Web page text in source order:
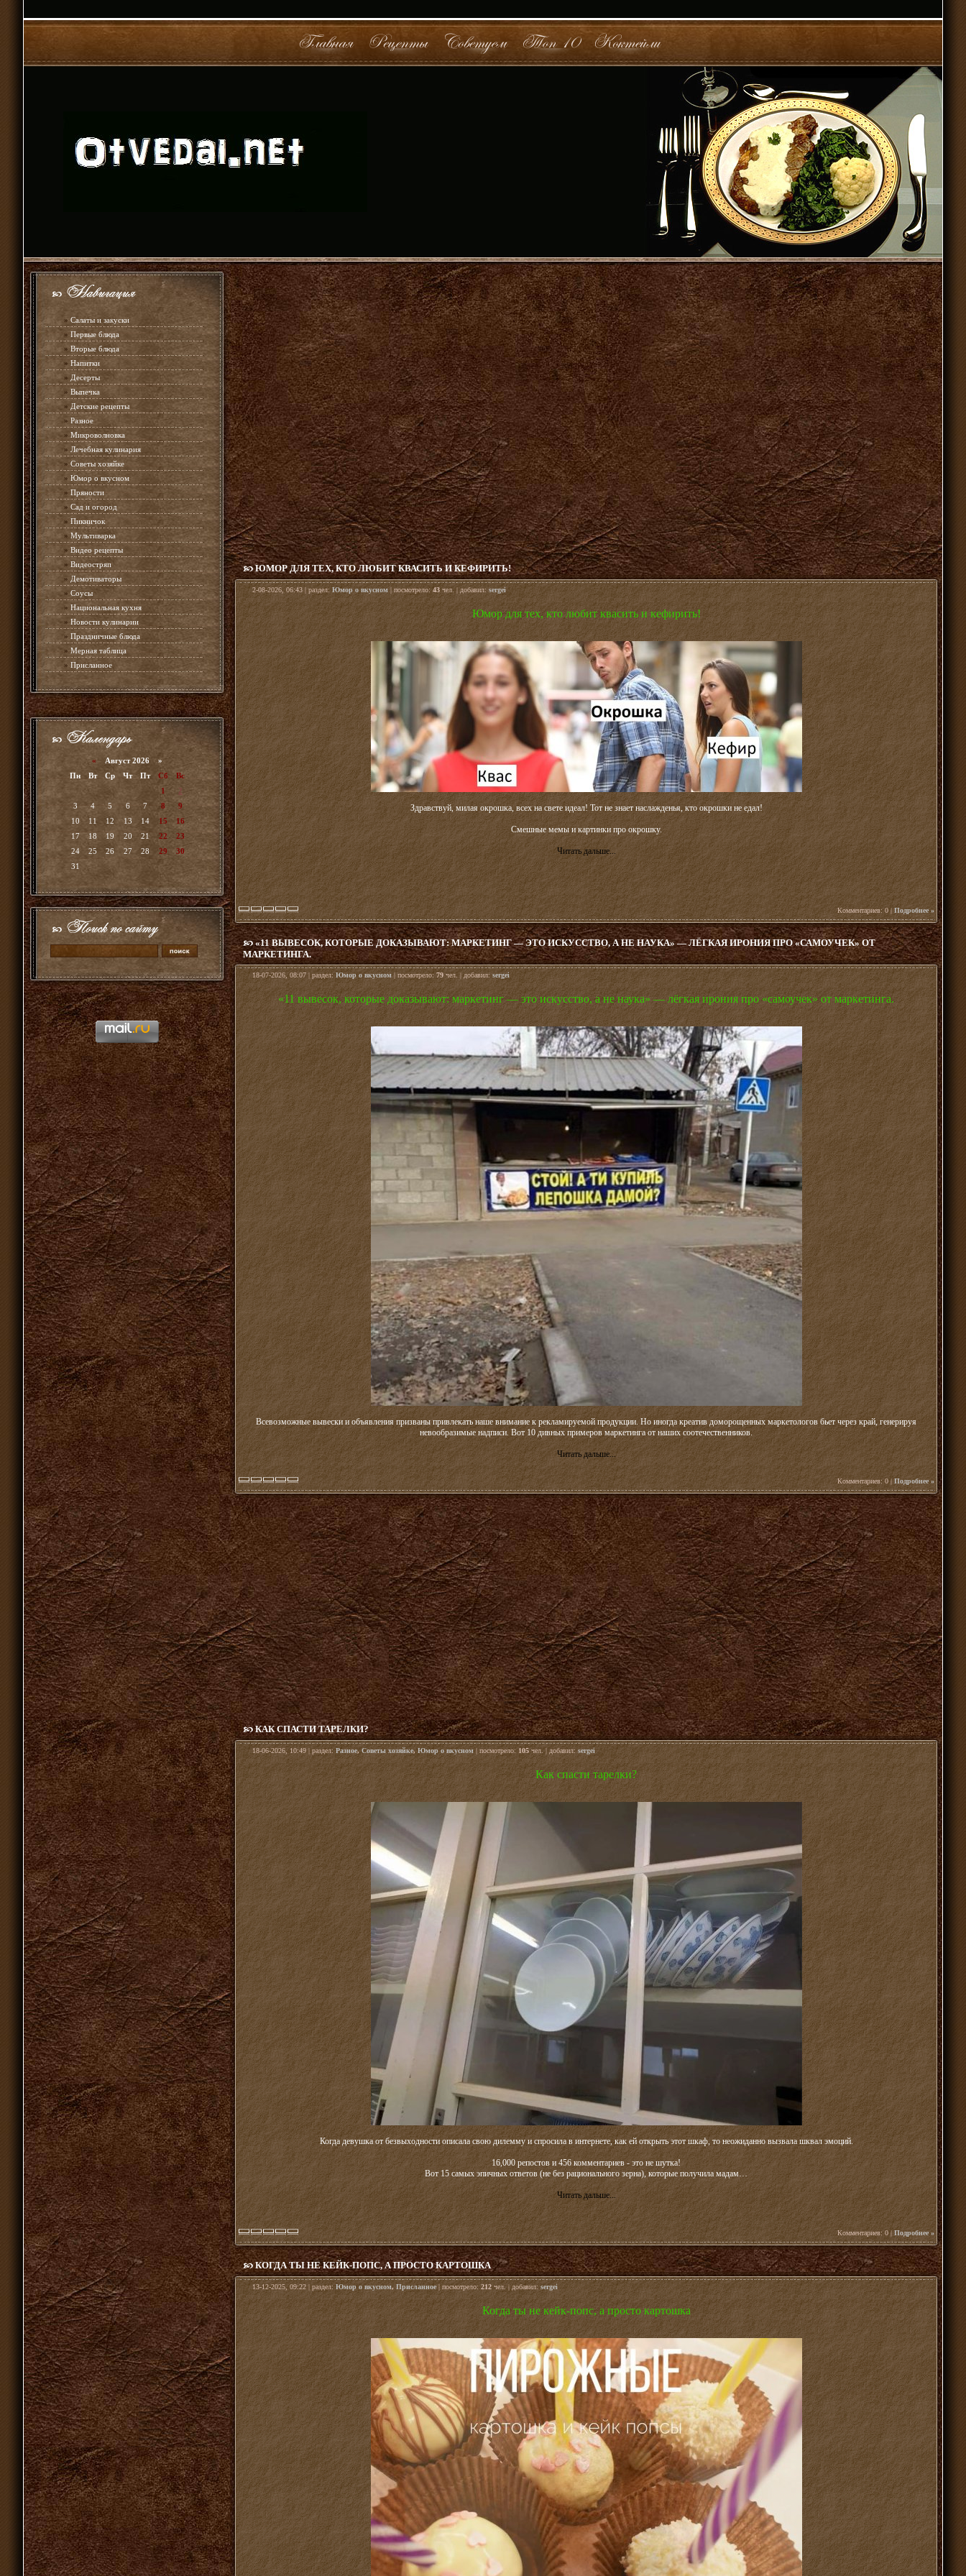
» Салаты и закуски
» Первые блюда
» Вторые блюда
» Напитки
»Десерты
» Выпечка
» Детские рецепты
» Разное
» Микроволновка
» Лечебная кулинария
» Советы хозяйке
» Юмор о вкусном
» Пряности
» Сад и огород
» Пикничок
» Мультиварка
» Видео рецепты
» Видеостряп
» Демотиваторы
» Соусы
» Национальная кухня
» Новости кулинарии
» Праздничные блюда
» Мерная таблица
» Присланное
« Август 2026 »
Пн
Вт Ср Чт Пт Сб
Вс
1
2
3
4 5 6 7 8
9
10
11 12 13 14 15
16
17
18 19 20 21 22
23
24
25 26 27 28 29
30
31
ЮМОР ДЛЯ ТЕХ, КТО ЛЮБИТ КВАСИТЬ И КЕФИРИТЬ!
2-08-2026, 06:43 | раздел: Юмор о вкусном| посмотрело:43 чел. | добавил: sergei
Юмор для тех, кто любит квасить и кефирить!
Здравствуй, милая окрошка, всех на свете идеал! Тот не знает наслажденья, кто окрошки не едал!
Смешные мемы и картинки про окрошку.
Читать дальше...
Комментариев: 0 |Подробнее »
«11 ВЫВЕСОК, КОТОРЫЕ ДОКАЗЫВАЮТ: МАРКЕТИНГ — ЭТО ИСКУССТВО, А НЕ НАУКА» — ЛЁГКАЯ ИРОНИЯ ПРО «САМОУЧЕК» ОТ
МАРКЕТИНГА.
18-07-2026, 08:07 | раздел:Юмор о вкусном| посмотрело: 79 чел. | добавил:sergei
«11 вывесок, которые доказывают: маркетинг — это искусство, а не наука» — лёгкая ирония про «самоучек» от маркетинга.
Всевозможные вывески и объявления призваны привлекать наше внимание к рекламируемой продукции. Но иногда креатив доморощенных маркетологов бьет через край, генерируя
невообразимые надписи. Вот 10 дивных примеров маркетинга от наших соотечественников.
Читать дальше...
Комментариев: 0 |Подробнее »
КАК СПАСТИ ТАРЕЛКИ?
18-06-2026, 10:49 | раздел:Разное,Советы хозяйке,Юмор о вкусном| посмотрело:105 чел. | добавил:sergei
Как спасти тарелки?
Когда девушка от безвыходности описала свою дилемму и спросила в интернете, как ей открыть этот шкаф, то неожиданно вызвала шквал эмоций.
16,000 репостов и 456 комментариев - это не шутка!
Вот 15 самых эпичных ответов (не без рационального зерна), которые получила мадам…
Читать дальше...
Комментариев: 0 |Подробнее »
КОГДА ТЫ НЕ КЕЙК-ПОПС, А ПРОСТО КАРТОШКА
13-12-2025, 09:22 | раздел:Юмор о вкусном, Присланное| посмотрело:212чел. | добавил:sergei
Когда ты не кейк-попс, а просто картошка